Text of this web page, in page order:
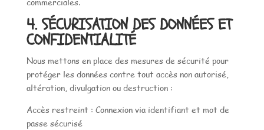
commerciales.
4. SÉCURISATION DES DONNÉES ET
CONFIDENTIALITÉ
Nous mettons en place des mesures de sécurité pour
protéger les données contre tout accès non autorisé,
altération, divulgation ou destruction :
Accès restreint : Connexion via identifiant et mot de
passe sécurisé